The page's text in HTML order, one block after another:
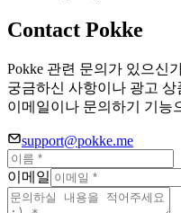
Contact Pokke
Pokke 관련 문의가 있으신
궁금하신 사항이나 광고 상
이메일이나 문의하기 기능
support@pokke.me
이메일